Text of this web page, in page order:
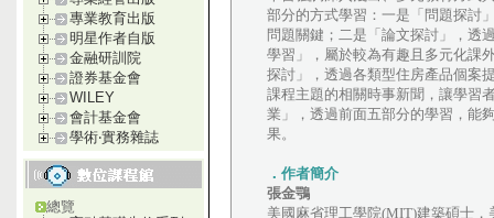
專業教育出版
明星作者自版
金融研訓院
證券基金會
WILEY
會計基金會
學術‧實務雜誌
總覽
部分的方式學習：一是「問題探討
問題關鍵；二是「論文探討」，透
學習」，屬於較為有趣且多元化課
探討」，透過各類型住房產品個案
課程主題的相關時事新聞，讓學習
業」，透過前面五部分的學習，能
果。
．作者簡介
張金鶚
美國麻省理工學院(MIT)建築碩士